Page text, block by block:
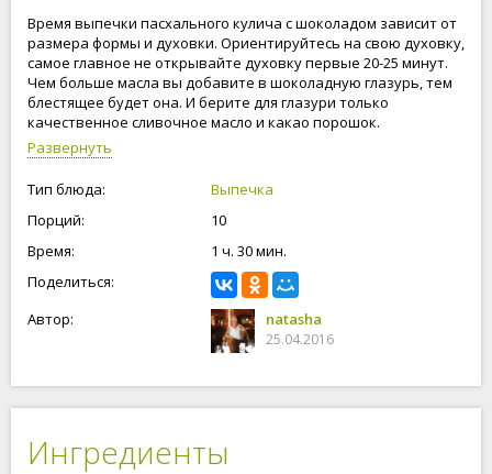
Время выпечки пасхального кулича с шоколадом зависит от
размера формы и духовки. Ориентируйтесь на свою духовку,
самое главное не открывайте духовку первые 20-25 минут.
Чем больше масла вы добавите в шоколадную глазурь, тем
блестящее будет она. И берите для глазури только
качественное сливочное масло и какао порошок.
Пасхальный кулич с шоколадом получился божественно
вкусный, у меня сыновья не любит Пасхальные куличи, а вот
этот кулич с шоколадом им понравился, и они просили
добавку. С наступающим праздником! Будьте счастливы и
любимы!
Развернуть
Тип блюда:
Выпечка
Порций:
10
Время:
1 ч. 30 мин.
Поделиться:
Автор:
natasha
25.04.2016
Ингредиенты